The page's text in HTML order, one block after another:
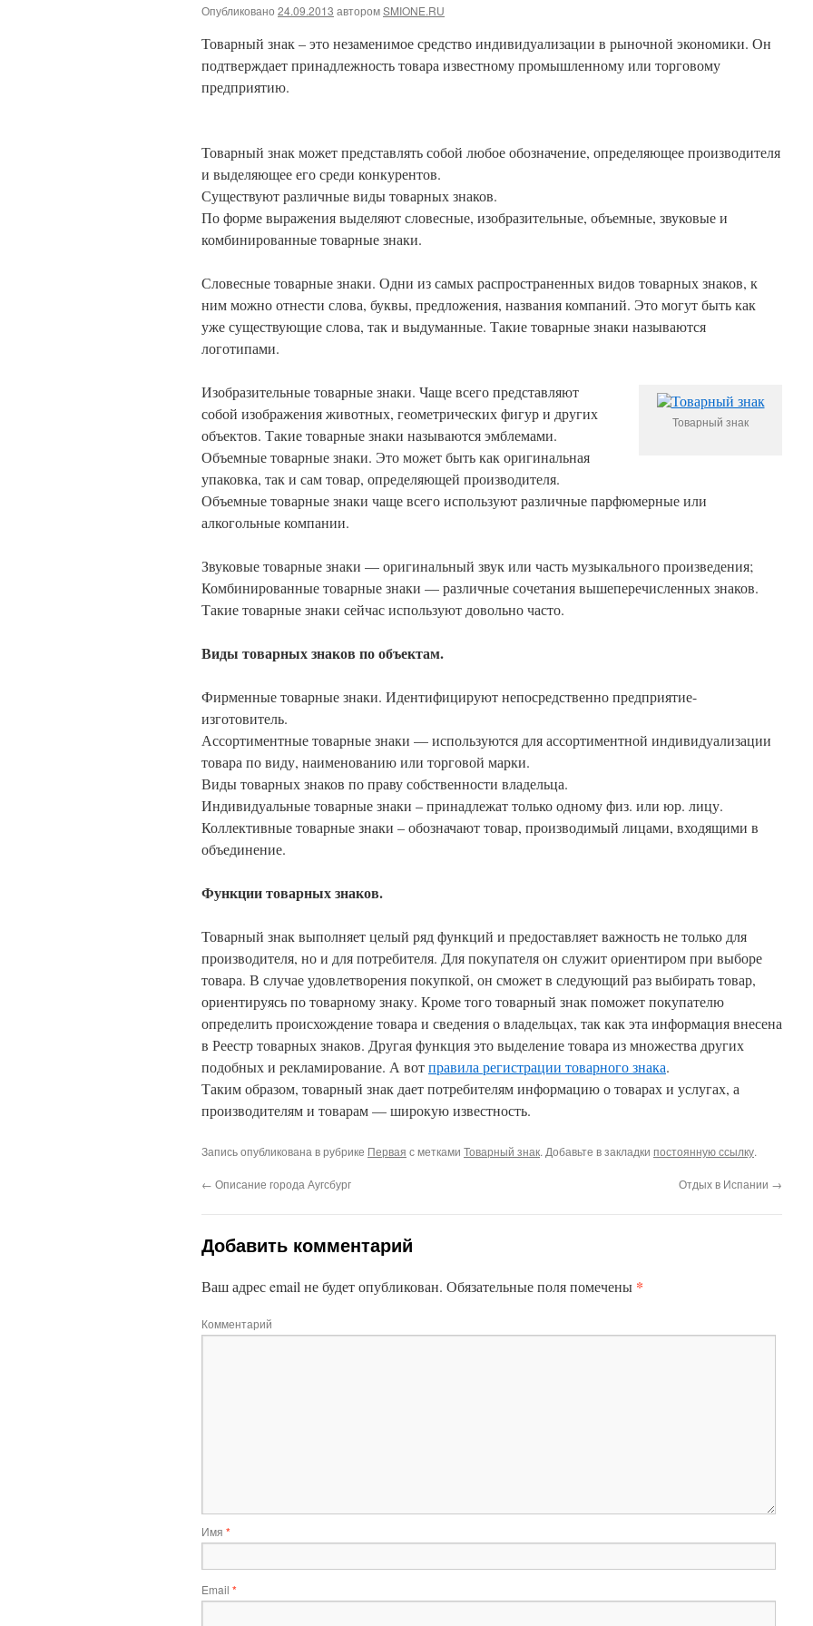
Опубликовано 24.09.2013 авторомSMIONE.RU
Товарный знак – это незаменимое средство индивидуализации в рыночной экономики. Он
подтверждает принадлежность товара известному промышленному или торговому
предприятию.
Товарный знак может представлять собой любое обозначение, определяющее производителя
и выделяющее его среди конкурентов.
Существуют различные виды товарных знаков.
По форме выражения выделяют словесные, изобразительные, объемные, звуковые и
комбинированные товарные знаки.
Словесные товарные знаки. Одни из самых распространенных видов товарных знаков, к
ним можно отнести слова, буквы, предложения, названия компаний. Это могут быть как
уже существующие слова, так и выдуманные. Такие товарные знаки называются
логотипами.
Товарный знак
Изобразительные товарные знаки. Чаще всего представляют
собой изображения животных, геометрических фигур и других
объектов. Такие товарные знаки называются эмблемами.
Объемные товарные знаки. Это может быть как оригинальная
упаковка, так и сам товар, определяющей производителя.
Объемные товарные знаки чаще всего используют различные парфюмерные или
алкогольные компании.
Звуковые товарные знаки — оригинальный звук или часть музыкального произведения;
Комбинированные товарные знаки — различные сочетания вышеперечисленных знаков.
Такие товарные знаки сейчас используют довольно часто.
Виды товарных знаков по объектам.
Фирменные товарные знаки. Идентифицируют непосредственно предприятие-
изготовитель.
Ассортиментные товарные знаки — используются для ассортиментной индивидуализации
товара по виду, наименованию или торговой марки.
Виды товарных знаков по праву собственности владельца.
Индивидуальные товарные знаки – принадлежат только одному физ. или юр. лицу.
Коллективные товарные знаки – обозначают товар, производимый лицами, входящими в
объединение.
Функции товарных знаков.
Товарный знак выполняет целый ряд функций и предоставляет важность не только для
производителя, но и для потребителя. Для покупателя он служит ориентиром при выборе
товара. В случае удовлетворения покупкой, он сможет в следующий раз выбирать товар,
ориентируясь по товарному знаку. Кроме того товарный знак поможет покупателю
определить происхождение товара и сведения о владельцах, так как эта информация внесена
в Реестр товарных знаков. Другая функция это выделение товара из множества других
подобных и рекламирование. А вотправила регистрации товарного знака.
Таким образом, товарный знак дает потребителям информацию о товарах и услугах, а
производителям и товарам — широкую известность.
Запись опубликована в рубрике Первая с метками Товарный знак. Добавьте в закладки постоянную ссылку.
← Описание города Аугсбург Отдых в Испании →
Добавить комментарий
Ваш адрес email не будет опубликован. Обязательные поля помечены *
Комментарий
Имя *
Email *